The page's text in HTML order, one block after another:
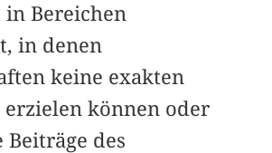
Bereichen
in denen
keine exakten
erzielen können oder
des